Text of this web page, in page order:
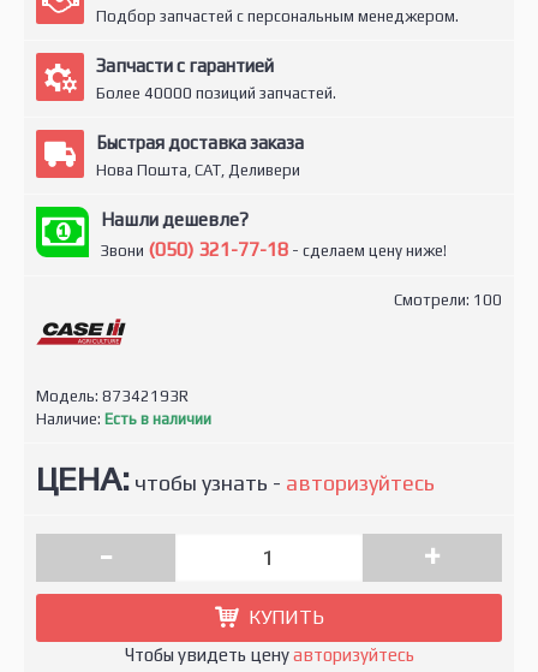
Подбор запчастей с персональным менеджером.
Запчасти с гарантией
Более 40000 позиций запчастей.
Быстрая доставка заказа
Нова Пошта, САТ, Деливери
Нашли дешевле?
Звони (050) 321-77-18 - сделаем цену ниже!
Смотрели: 100
Модель: 87342193R
Наличие: Есть в наличии
ЦЕНА: чтобы узнать - авторизуйтесь
- +
КУПИТЬ
Чтобы увидеть ценуавторизуйтесь